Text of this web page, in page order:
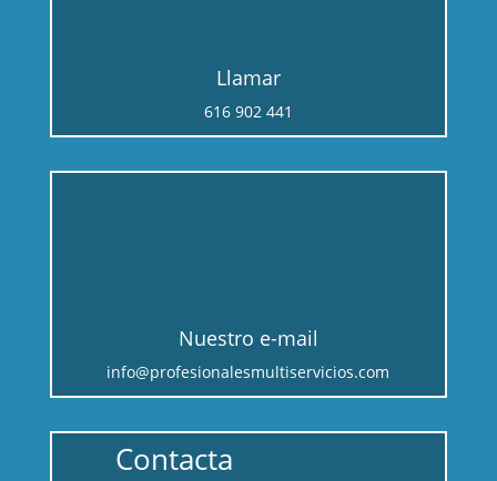
Llamar
616 902 441
Nuestro e-mail
info@profesionalesmultiservicios.com
Contacta